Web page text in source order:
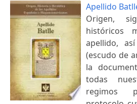
Apellido
Origen,
históricos
apellido,
(escudo de
la
todas
regimos